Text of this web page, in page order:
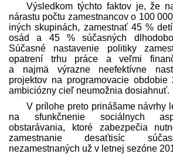
Výsledkom týchto faktov je, že
nárastu počtu zamestnancov o 100
iných skupinách, zamestnať 45 %
osád a 45 % súčasných dlhodobo
Súčasné nastavenie politiky
opatrení trhu práce a veľmi
a najmä výrazne neefektívne
projektov na programovacie
ambiciózny cieľ neumožnia dosiahnuť.
V prílohe preto prinášame návrhy
na sfunkčnenie sociálnych
obstarávania, ktoré zabezpečia
zamestnanie desaťtisíc
nezamestnaných už v letnej sezóne